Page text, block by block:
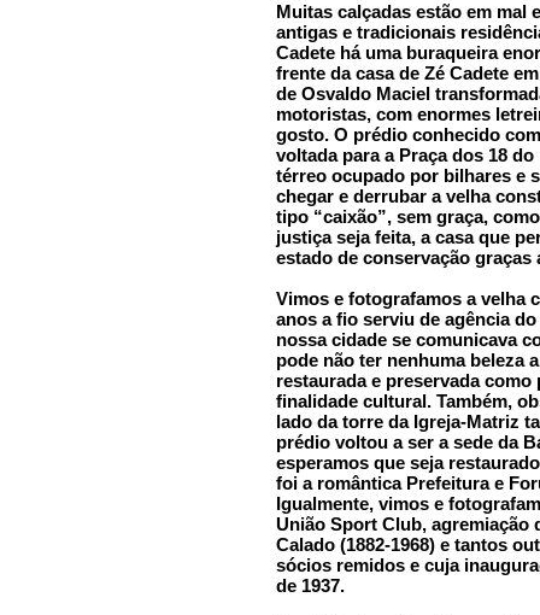
Muitas calçadas estão em mal
antigas e tradicionais
Cadete há uma buraqueira
frente da casa de Zé Cadete
de Osvaldo Maciel
motoristas, com enormes
gosto. O prédio conhecido
voltada para a Praça dos 18
térreo ocupado por bilhares e
chegar e derrubar a velha
tipo “caixão”, sem graça,
justiça seja feita, a casa que
estado de conservação graças
Vimos e fotografamos a velha
anos a fio serviu de agência
nossa cidade se comunicava
pode não ter nenhuma beleza
restaurada e preservada
finalidade cultural. Também,
lado da torre da Igreja-Matriz
prédio voltou a ser a sede da
esperamos que seja
foi a romântica Prefeitura e
Igualmente, vimos e
União Sport Club, agremiação
Calado (1882-1968) e tantos
sócios remidos e cuja
de 1937.